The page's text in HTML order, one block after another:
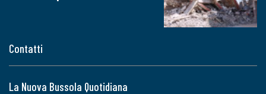
Contatti
La Nuova Bussola Quotidiana